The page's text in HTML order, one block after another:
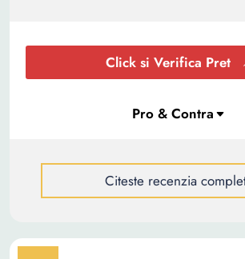
Click si Verifica Pret
Citeste recenzia